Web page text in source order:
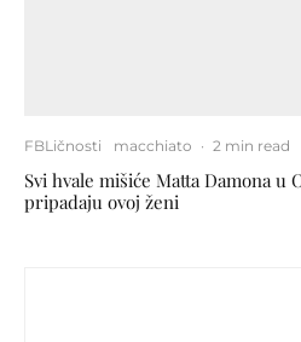
FBLičnosti macchiato · 2 min read
Svi hvale mišiće Matta Damona u
pripadaju ovoj ženi